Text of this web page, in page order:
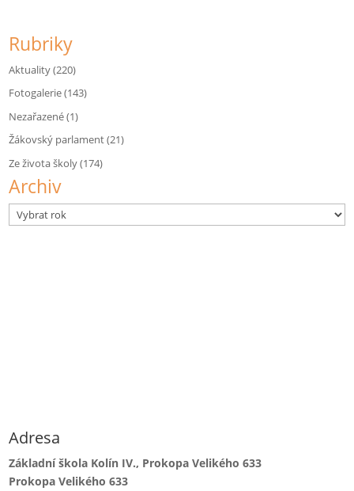
Rubriky
Aktuality(220)
Fotogalerie(143)
Nezařazené(1)
Žákovský parlament(21)
Ze života školy(174)
Archiv
Archivy
Adresa
Základní škola Kolín IV., Prokopa Velikého 633
Prokopa Velikého 633